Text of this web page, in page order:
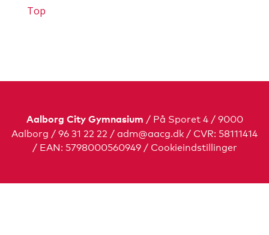
Top
Aalborg City Gymnasium / På Sporet 4 / 9000
Aalborg / 96 31 22 22 /adm@aacg.dk / CVR: 58111414
/ EAN: 5798000560949 / Cookieindstillinger